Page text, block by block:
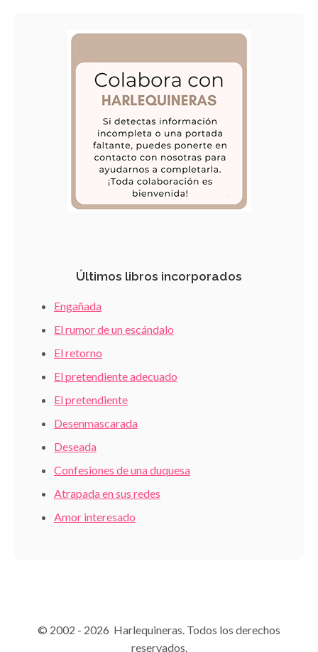
Últimos libros incorporados
Engañada
El rumor de un escándalo
El retorno
El pretendiente adecuado
El pretendiente
Desenmascarada
Deseada
Confesiones de una duquesa
Atrapada en sus redes
Amor interesado
© 2002 - 2026 Harlequineras. Todos los derechos
reservados.